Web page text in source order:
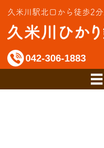
久米川駅北口から徒歩2分
042-306-1883
料金のご案内
アクセス